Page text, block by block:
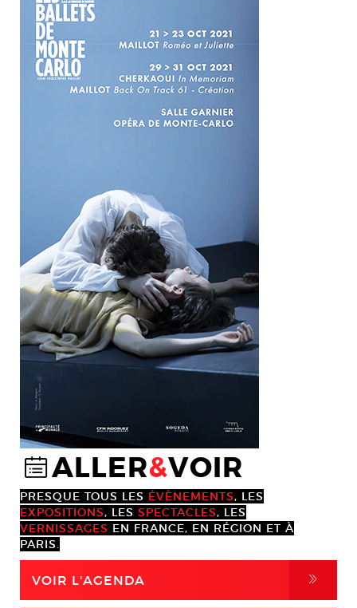
@ALLER&VOIR
PRESQUE TOUS LES ÉVÈNEMENTS, LES
EXPOSITIONS, LES SPECTACLES, LES
VERNISSAGES EN FRANCE, EN RÉGION ET À
PARIS.
VOIR L'AGENDA ,